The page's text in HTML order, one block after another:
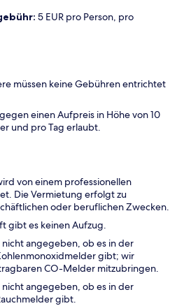
5 EUR pro Person, pro
müssen keine Gebühren entrichtet
einen Aufpreis in Höhe von 10
und pro Tag erlaubt.
von einem professionellen
Die Vermietung erfolgt zu
oder beruflichen Zwecken.
gibt es keinen Aufzug.
angegeben, ob es in der
gibt; wir
CO-Melder mitzubringen.
angegeben, ob es in der
gibt.